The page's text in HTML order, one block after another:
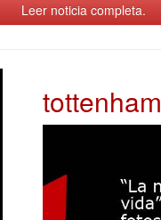
Leer noticia completa.
tottenham